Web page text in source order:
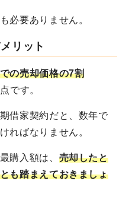
必要ありません。
リット
の売却価格の7割
です。
借家契約だと、数年で
ればなりません。
購入額は、 売却したと
も踏まえておきましょ